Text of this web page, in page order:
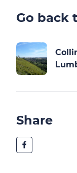
Go back
Share